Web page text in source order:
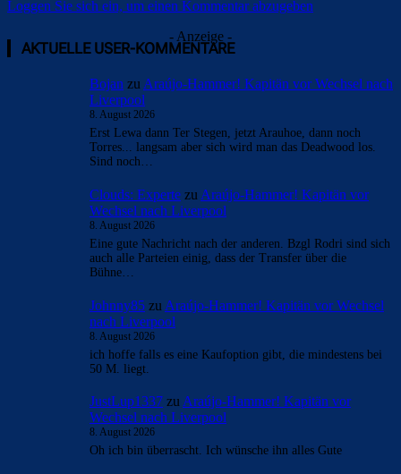
Loggen Sie sich ein, um einen Kommentar abzugeben
- Anzeige -
AKTUELLE USER-KOMMENTARE
Bojan zu Araújo-Hammer! Kapitän vor Wechsel nach
Liverpool
8. August 2026
Erst Lewa dann Ter Stegen, jetzt Arauhoe, dann noch
Torres... langsam aber sich wird man das Deadwood los.
Sind noch…
Clouds: Experte zu Araújo-Hammer! Kapitän vor
Wechsel nach Liverpool
8. August 2026
Eine gute Nachricht nach der anderen. Bzgl Rodri sind sich
auch alle Parteien einig, dass der Transfer über die
Bühne…
Johnny85 zu Araújo-Hammer! Kapitän vor Wechsel
nach Liverpool
8. August 2026
ich hoffe falls es eine Kaufoption gibt, die mindestens bei
50 M. liegt.
JustLup1337 zu Araújo-Hammer! Kapitän vor
Wechsel nach Liverpool
8. August 2026
Oh ich bin überrascht. Ich wünsche ihn alles Gute